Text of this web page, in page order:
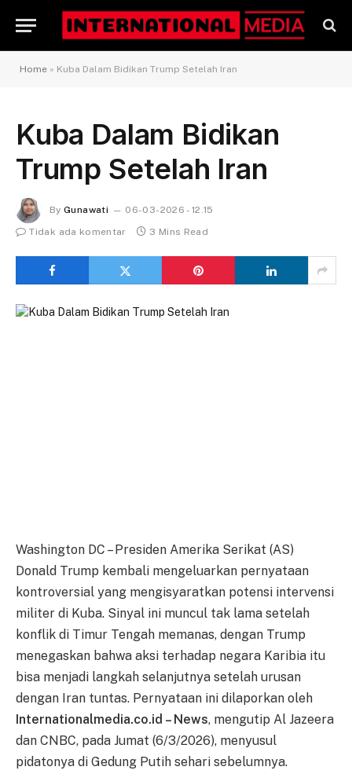
Home » Kuba Dalam Bidikan Trump Setelah Iran
Kuba Dalam Bidikan
Trump Setelah Iran
By Gunawati
06-03-2026 - 12.15
Tidak ada komentar
3 Mins Read
Washington DC – Presiden Amerika Serikat (AS)
Donald Trump kembali mengeluarkan pernyataan
kontroversial yang mengisyaratkan potensi intervensi
militer di Kuba. Sinyal ini muncul tak lama setelah
konflik di Timur Tengah memanas, dengan Trump
menegaskan bahwa aksi terhadap negara Karibia itu
bisa menjadi langkah selanjutnya setelah urusan
dengan Iran tuntas. Pernyataan ini dilaporkan oleh
Internationalmedia.co.id – News, mengutip Al Jazeera
dan CNBC, pada Jumat (6/3/2026), menyusul
pidatonya di Gedung Putih sehari sebelumnya.